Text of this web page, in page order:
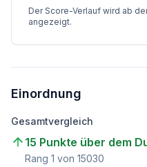
Der Score-Verlauf wird ab
angezeigt.
Einordnung
Gesamtvergleich
15 Punkte über dem
Rang 1 von 15030